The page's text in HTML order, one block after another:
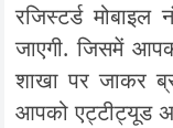
रजिस्टर्ड
जाएगी. जिसमें
शाखा पर जाकर
आपको एट्टीट्यूड